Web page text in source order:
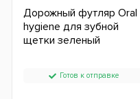
Дорожный футляр Oral
hygiene для зубной
щетки зеленый
Готов к отправке